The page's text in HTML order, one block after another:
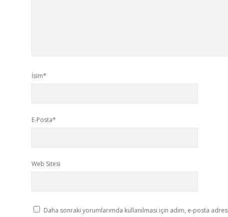
İsim*
E-Posta*
Web Sitesi
Daha sonraki yorumlarımda kullanılması için adım, e-posta